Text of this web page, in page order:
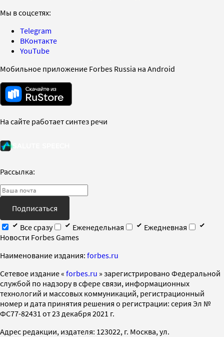
Мы в соцсетях:
Telegram
ВКонтакте
YouTube
Мобильное приложение Forbes Russia на Android
На сайте работает синтез речи
Рассылка:
Подписаться
Все сразу
Еженедельная
Ежедневная
Новости Forbes Games
Наименование издания: forbes.ru
Cетевое издание « forbes.ru » зарегистрировано Федеральной
службой по надзору в сфере связи, информационных
технологий и массовых коммуникаций, регистрационный
номер и дата принятия решения о регистрации: серия Эл №
ФС77-82431 от 23 декабря 2021 г.
Адрес редакции, издателя: 123022, г. Москва, ул.